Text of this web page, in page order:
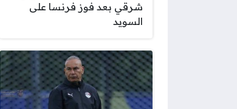
شرقي بعد فوز فرنسا على
السويد